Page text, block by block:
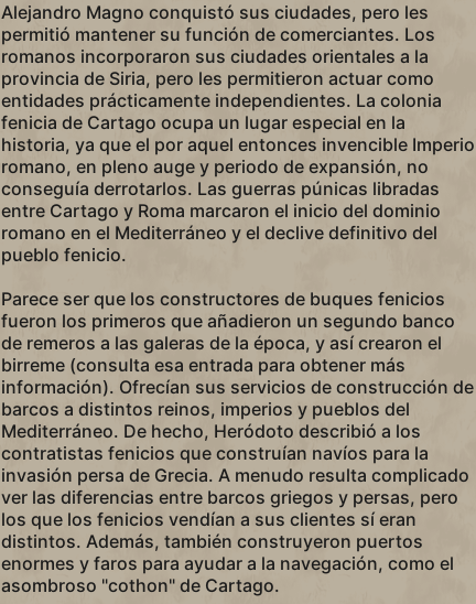
Alejandro Magno conquistó sus ciudades, pero les
permitió mantener su función de comerciantes. Los
romanos incorporaron sus ciudades orientales a la
provincia de Siria, pero les permitieron actuar como
entidades prácticamente independientes. La colonia
fenicia de Cartago ocupa un lugar especial en la
historia, ya que el por aquel entonces invencible Imperio
romano, en pleno auge y periodo de expansión, no
conseguía derrotarlos. Las guerras púnicas libradas
entre Cartago y Roma marcaron el inicio del dominio
romano en el Mediterráneo y el declive definitivo del
pueblo fenicio.
Parece ser que los constructores de buques fenicios
fueron los primeros que añadieron un segundo banco
de remeros a las galeras de la época, y así crearon el
birreme (consulta esa entrada para obtener más
información). Ofrecían sus servicios de construcción de
barcos a distintos reinos, imperios y pueblos del
Mediterráneo. De hecho, Heródoto describió a los
contratistas fenicios que construían navíos para la
invasión persa de Grecia. A menudo resulta complicado
ver las diferencias entre barcos griegos y persas, pero
los que los fenicios vendían a sus clientes sí eran
distintos. Además, también construyeron puertos
enormes y faros para ayudar a la navegación, como el
asombroso "cothon" de Cartago.